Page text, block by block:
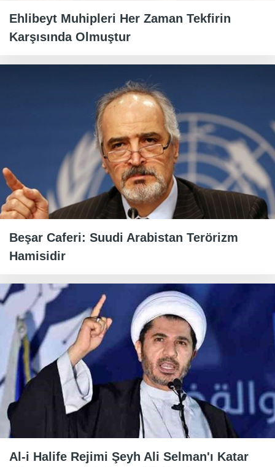
Ehlibeyt Muhipleri Her Zaman Tekfirin
Karşısında Olmuştur
Beşar Caferi: Suudi Arabistan Terörizm
Hamisidir
Al-i Halife Rejimi Şeyh Ali Selman'ı Katar